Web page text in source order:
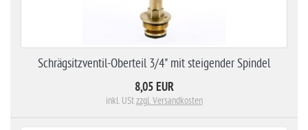
Schrägsitzventil-Oberteil 3/4" mit steigender Spindel
8,05 EUR
inkl. UStzzgl. Versandkosten